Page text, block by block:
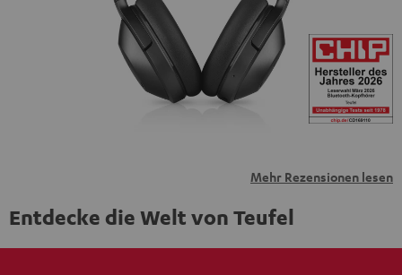
übermittelt werden.
Weitere Informationen sind in der
Datenschutzerklärung unter I zu finden.
Mehr Rezensionen lesen
Entdecke die Welt von Teufel